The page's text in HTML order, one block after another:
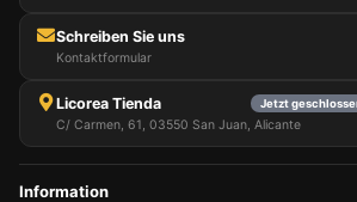
Schreiben Sie uns
Kontaktformular
Licorea Tienda Jetzt
C/ Carmen, 61, 03550 San Juan, Alicante
Information